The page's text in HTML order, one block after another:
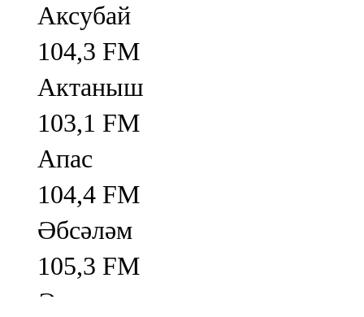
Аксубай
104,3 FM
Актаныш
103,1 FM
Апас
104,4 FM
Әбсәләм
105,3 FM
Әлмәт